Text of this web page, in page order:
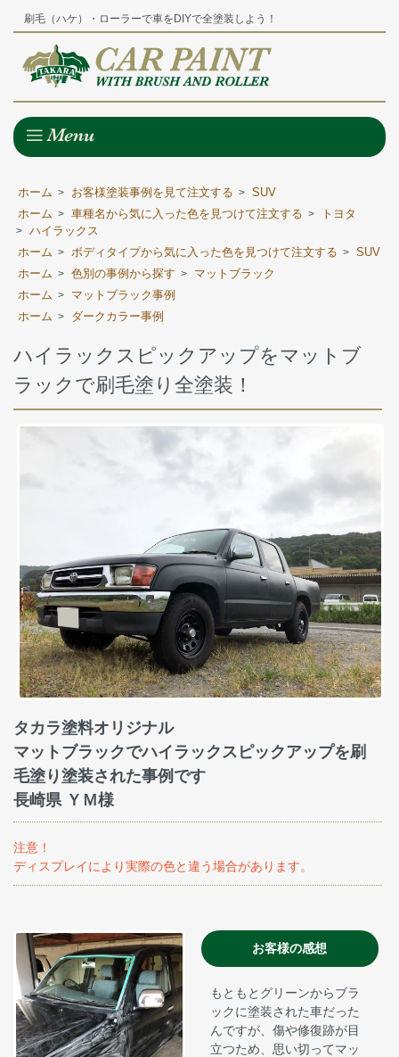
刷毛（ハケ）・ローラーで車をDIYで全塗装しよう！
ホーム > お客様塗装事例を見て注文する > SUV
ホーム > 車種名から気に入った色を見つけて注文する > トヨタ
> ハイラックス
ホーム > ボディタイプから気に入った色を見つけて注文する > SUV
ホーム > 色別の事例から探す >
マットブラック
ホーム >
マットブラック事例
ホーム > ダークカラー事例
ハイラックスピックアップをマットブ
ラックで刷毛塗り全塗装！
タカラ塗料オリジナル
マットブラックでハイラックスピックアップを刷
毛塗り塗装された事例です
長崎県 ＹＭ様
注意！
ディスプレイにより実際の色と違う場合があります。
お客様の感想
もともとグリーンからブラ
ックに塗装された車だった
んですが、傷や修復跡が目
立つため、思い切ってマッ